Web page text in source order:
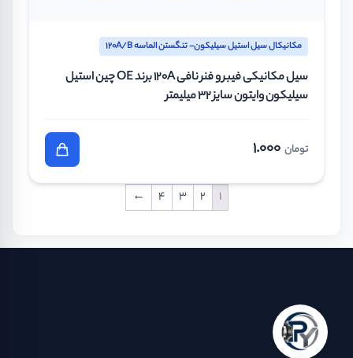
مکانیکال سیل استیل سیلیکون- تنگستن الماسه 120A/B
سیل مکانیکی فیبر و فنر نافی 120A برند OE چین استیل
سیلیکون وایتون سایز 32 میلیمتر
تومان 1.000
1
2
3
4
←